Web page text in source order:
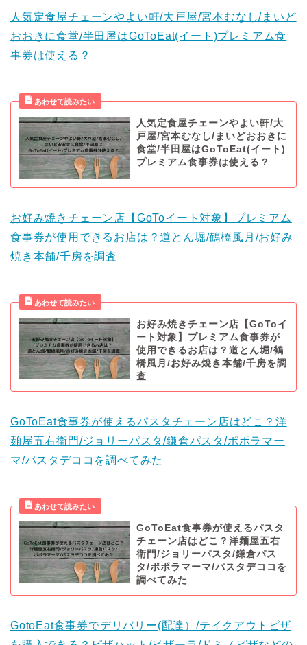
人気定食屋チェーンやよい軒/大戸屋/宮本むなし/まいど
おおきに食堂/半田屋はGoToEat(イート)プレミアム食
事券は使える？
人気定食屋チェーンやよい軒/大
戸屋/宮本むなし/まいどおおきに
食堂/半田屋はGoToEat(イート)
プレミアム食事券は使える？
お好み焼きチェーン店【GoToイート対象】プレミアム
食事券が使用できるお店は？道とん堀/鶴橋風月/お好み
焼き本舗/千房を調査
お好み焼きチェーン店【GoToイ
ート対象】プレミアム食事券が
使用できるお店は？道とん堀/鶴
橋風月/お好み焼き本舗/千房を調
査
GoToEat食事券が使えるパスタチェーン店はどこ？洋
麺屋五右衛門/ジョリーパスタ/鎌倉パスタ/ポポラマー
マ/パスタデココを調べてみた
GoToEat食事券が使えるパスタ
チェーン店はどこ？洋麺屋五右
衛門/ジョリーパスタ/鎌倉パス
タ/ポポラマーマ/パスタデココを
調べてみた
GotoEat食事券でデリバリー(配達）/テイクアウトピザ